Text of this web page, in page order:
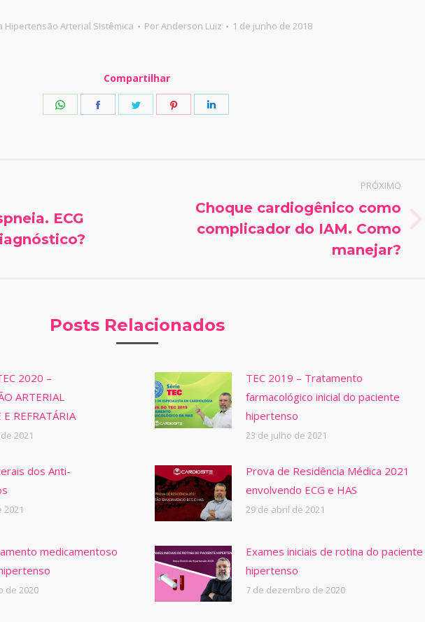
Hipertensão Arterial Sistêmica PorAnderson Luiz 1 de junho de 2018
Compartilhar
Share
Share Share
Share
ECG
PRÓXIMO
Próximo
Choque cardiogênico como
complicador do IAM. Como
manejar?
Posts Relacionados
2020 –
ARTERIAL
E REFRATÁRIA
2021
TEC 2019 – Tratamento
farmacológico inicial do paciente
hipertenso
23 de julho de 2021
dos Anti-
Prova de Residência Médica 2021
envolvendo ECG e HAS
29 de abril de 2021
medicamentoso
de 2020
Exames iniciais de rotina do paciente
hipertenso
7 de dezembro de 2020